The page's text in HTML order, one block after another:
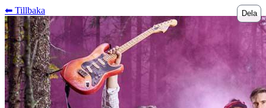
⬅︎ Tillbaka Dela